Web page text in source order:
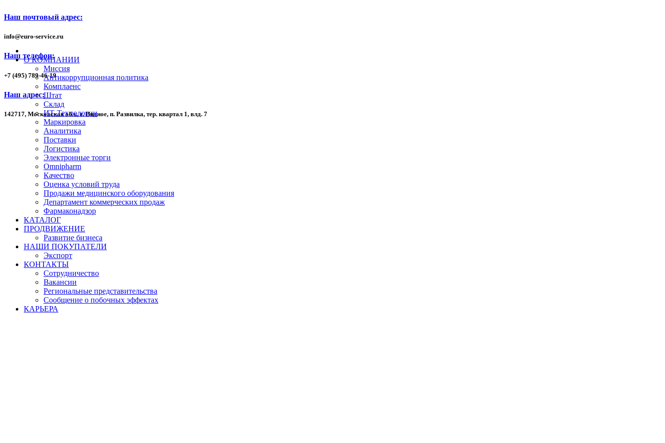
Наш почтовый адрес:
info@euro-service.ru
Наш телефон:
+7 (495) 789-46-19
Наш адрес:
142717, Московская обл., г. Видное, п. Развилка, тер. квартал 1, влд. 7
О КОМПАНИИ
Миссия
Антикоррупционная политика
Комплаенс
Штат
Склад
ИТ-Технологии
Маркировка
Аналитика
Поставки
Логистика
Электронные торги
Omnipharm
Качество
Оценка условий труда
Продажи медицинского оборудования
Департамент коммерческих продаж
Фармаконадзор
КАТАЛОГ
ПРОДВИЖЕНИЕ
Развитие бизнеса
НАШИ ПОКУПАТЕЛИ
Экспорт
КОНТАКТЫ
Сотрудничество
Вакансии
Региональные представительства
Сообщение о побочных эффектах
КАРЬЕРА